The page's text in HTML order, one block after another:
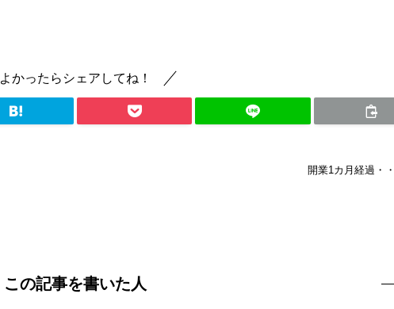
よかったらシェアしてね！
開業1カ月経過・
この記事を書いた人